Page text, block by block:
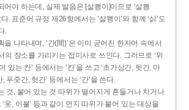
어야 하는데, 실제 발음은 [살쾡이]이므로 ‘살쾡
. 표준어 규정 제26항에서는 ‘살쾡이’와 함께 ‘삵’도
.
을 나타내며, ‘간(間)’은 이미 굳어진 한자어 속에서
의 장소를 가리키는 접미사로 쓰인다. 그러므로 ‘위
있는 칸’ 등에서는 ‘칸’을 쓰고 ‘초가삼간, 뒷간, 마
푸줏간, 헛간’ 등에서는 ‘간’을 쓴다.
것, 붙어 있는 것 따위가 떨어지게 흔들거나 치거나
옷, 이불’ 등과 같이 먼지 따위가 붙어 있는 대상을